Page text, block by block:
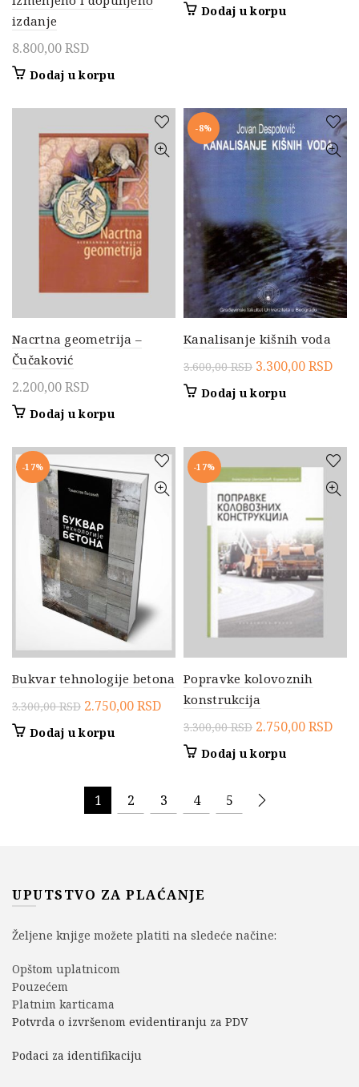
izdanje
8.800,00RSD
Dodaj u korpu
Dodaj u korpu
Nacrtna geometrija –
Čučaković
2.200,00RSD
Dodaj u korpu
-8%
Kanalisanje kišnih voda
3.600,00RSD Originalna
3.600,00 RSD.
3.300,00RSD
Dodaj u korpu
-17%
Bukvar tehnologije betona
3.300,00RSD Originalna
3.300,00 RSD.
2.750,00RSDTrenutna
cena
2.750,00 RSD.
Dodaj u korpu
-17%
Popravke kolovoznih
konstrukcija
3.300,00RSD Originalna
3.300,00 RSD.
2.750,00RSD
Dodaj u korpu
1 2 3 4 5
UPUTSTVO ZA PLAĆANJE
Željene knjige možete platiti na sledeće načine:
Opštom uplatnicom
Pouzećem
Platnim karticama
Potvrda o izvršenom evidentiranju za PDV
Podaci za identifikaciju